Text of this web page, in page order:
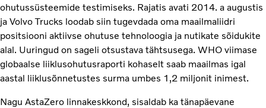
ohutussüsteemide testimiseks. Rajatis avati 2014. a augustis
ja Volvo Trucks loodab siin tugevdada oma maailmaliidri
positsiooni aktiivse ohutuse tehnoloogia ja nutikate sõidukite
alal. Uuringud on sageli otsustava tähtsusega. WHO viimase
globaalse liiklusohutusraporti kohaselt saab maailmas igal
aastal liiklusõnnetustes surma umbes 1,2 miljonit inimest.
Nagu AstaZero linnakeskkond, sisaldab ka tänapäevane